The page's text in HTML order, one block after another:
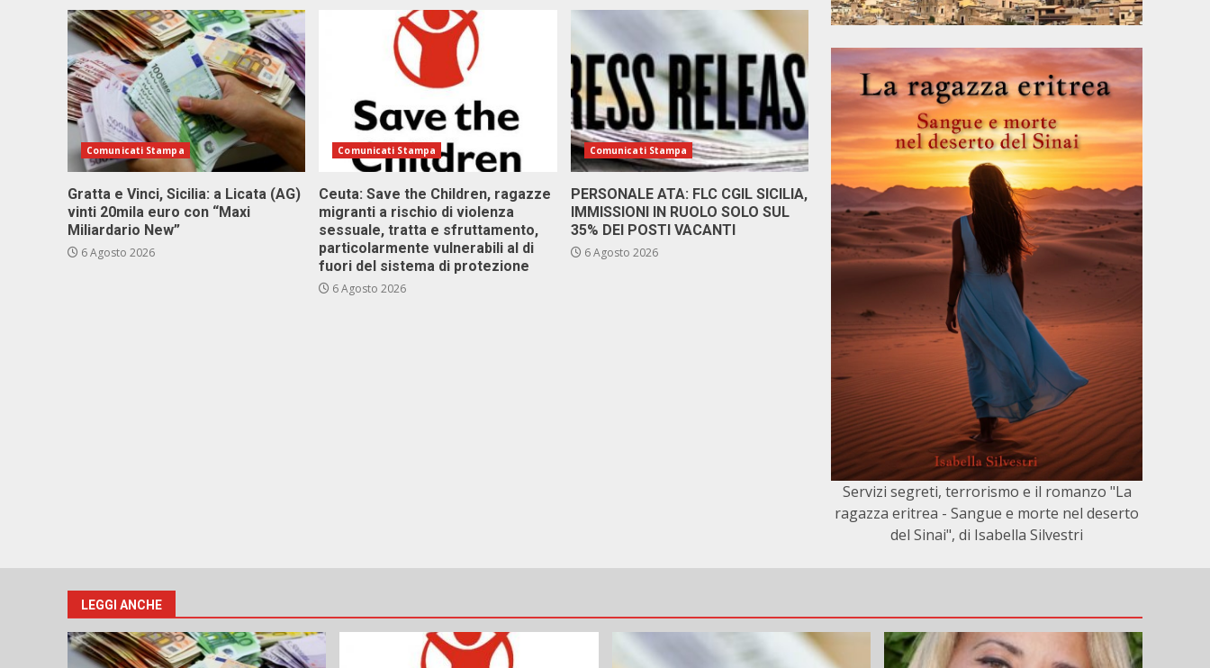
Comunicati Stampa
Gratta e Vinci, Sicilia: a Licata (AG)
vinti 20mila euro con “Maxi
Miliardario New”
6 Agosto 2026
Comunicati Stampa
Ceuta: Save the Children, ragazze
migranti a rischio di violenza
sessuale, tratta e sfruttamento,
particolarmente vulnerabili al di
fuori del sistema di protezione
6 Agosto 2026
Comunicati Stampa
PERSONALE ATA: FLC CGIL SICILIA,
IMMISSIONI IN RUOLO SOLO SUL
35% DEI POSTI VACANTI
6 Agosto 2026
Servizi segreti, terrorismo e il romanzo "La
ragazza eritrea - Sangue e morte nel deserto
del Sinai", di Isabella Silvestri
LEGGI ANCHE